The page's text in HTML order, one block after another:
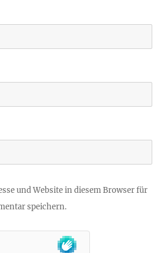
und Website in diesem Browser für
speichern.